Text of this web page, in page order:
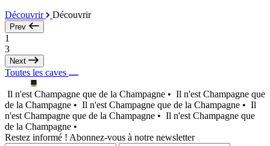
Découvrir Découvrir
Prev
1
3
Next
Toutes les caves
Il n'est Champagne que de la Champagne • Il n'est Champagne que
de la Champagne • Il n'est Champagne que de la Champagne • Il
n'est Champagne que de la Champagne • Il n'est Champagne que
de la Champagne •
Restez informé ! Abonnez-vous à notre newsletter